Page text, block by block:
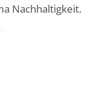
Nachhaltigkeit.